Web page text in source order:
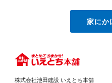
株式会社池田建設 いえとち本舗
家にか